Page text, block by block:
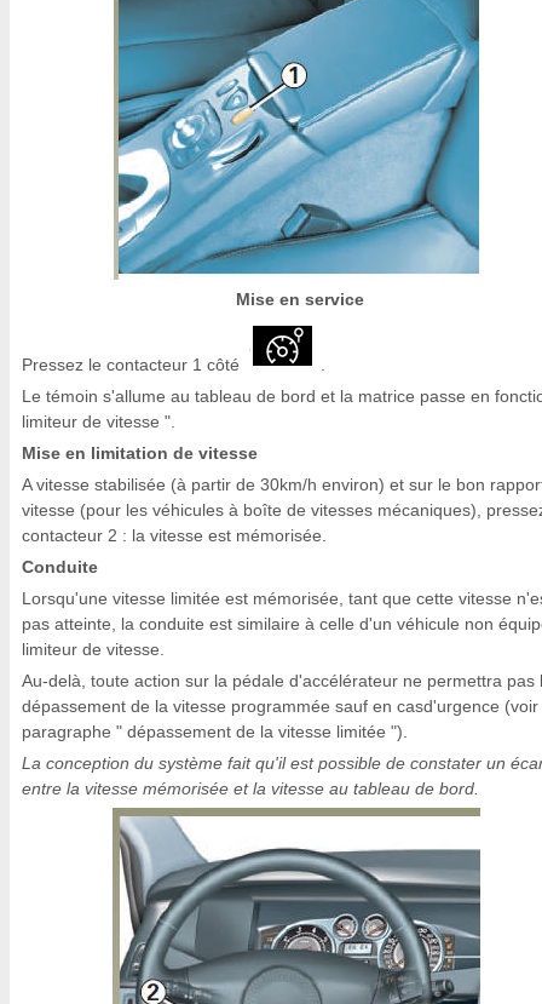
Mise en service
Pressez le contacteur 1 côté
Le témoin s'allume au tableau de bord et la matrice passe en
limiteur de vitesse ".
Mise en limitation de vitesse
A vitesse stabilisée (à partir de 30km/h environ) et sur le bon
vitesse (pour les véhicules à boîte de vitesses mécaniques),
contacteur 2 : la vitesse est mémorisée.
Conduite
Lorsqu'une vitesse limitée est mémorisée, tant que cette vitesse
pas atteinte, la conduite est similaire à celle d'un véhicule non
limiteur de vitesse.
Au-delà, toute action sur la pédale d'accélérateur ne permettra pas
dépassement de la vitesse programmée sauf en casd'urgence (voir
paragraphe " dépassement de la vitesse limitée ").
La conception du système fait qu'il est possible de constater un
entre la vitesse mémorisée et la vitesse au tableau de bord.